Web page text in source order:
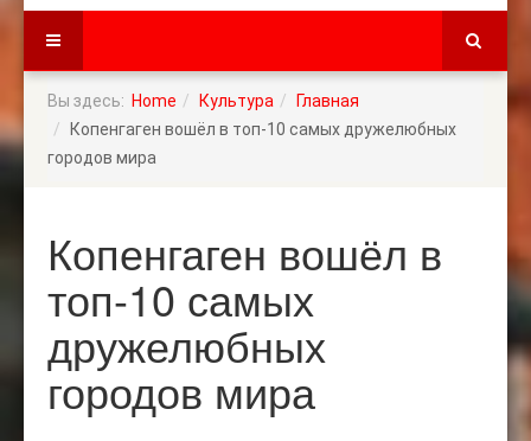
Вы здесь: Home Культура
Главная
Копенгаген вошёл в топ-10 самых дружелюбных
городов мира
Копенгаген вошёл в
топ-10 самых
дружелюбных
городов мира